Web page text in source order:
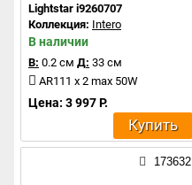
Lightstar i9260707
Коллекция: Intero
В наличии
В: 0.2 см Д: 33 см
AR111 x 2 max 50W
Цена: 3 997 Р.
Купить
173632